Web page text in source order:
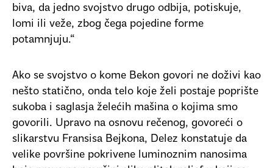
biva, da jedno svojstvo drugo odbija, potiskuje,
lomi ili veže, zbog čega pojedine forme
potamnjuju.“
Ako se svojstvo o kome Bekon govori ne doživi kao
nešto statično, onda telo koje želi postaje poprište
sukoba i saglasja želećih mašina o kojima smo
govorili. Upravo na osnovu rečenog, govoreći o
slikarstvu Fransisa Bejkona, Delez konstatuje da
velike površine pokrivene luminoznim nanosima